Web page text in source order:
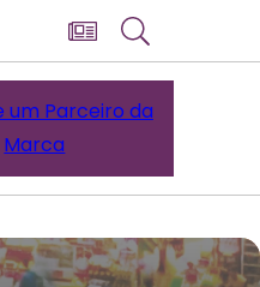
um Parceiro da
Marca